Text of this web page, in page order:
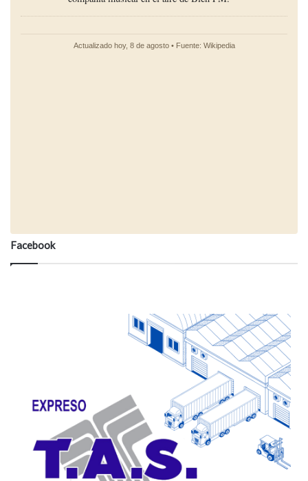
Facebook